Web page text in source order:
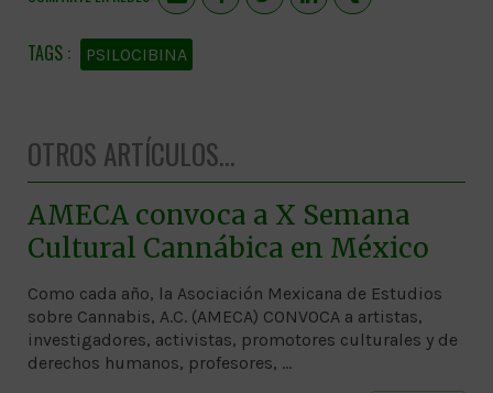
PSILOCIBINA
OTROS ARTÍCULOS...
AMECA convoca a X Semana
Cultural Cannábica en México
Como cada año, la Asociación Mexicana de Estudios
sobre Cannabis, A.C. (AMECA) CONVOCA a artistas,
investigadores, activistas, promotores culturales y de
derechos humanos, profesores, …